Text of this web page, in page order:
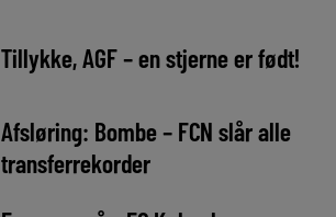
Tillykke, AGF – en stjerne er født!
Afsløring: Bombe – FCN slår alle
transferrekorder